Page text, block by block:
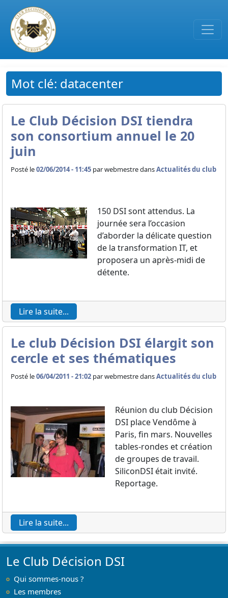
Passer au contenu principal
Mot clé: datacenter
Le Club Décision DSI tiendra
son consortium annuel le 20
juin
Posté le02/06/2014 - 11:45 parwebmestre dansActualités du club
150 DSI sont attendus. La
journée sera l’occasion
d’aborder la délicate question
de la transformation IT, et
proposera un après-midi de
détente.
Lire la suite...
Le club Décision DSI élargit son
cercle et ses thématiques
Posté le06/04/2011 - 21:02 parwebmestre dansActualités du club
Réunion du club Décision
DSI place Vendôme à
Paris, fin mars. Nouvelles
tables-rondes et création
de groupes de travail.
SiliconDSI était invité.
Reportage.
Lire la suite...
Le Club Décision DSI
Qui sommes-nous ?
Les membres